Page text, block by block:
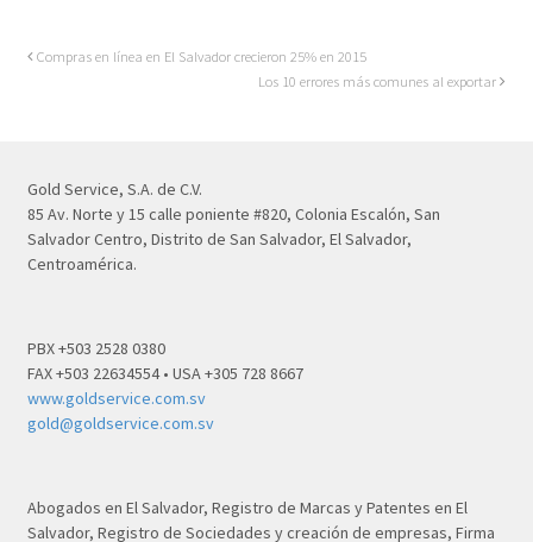
Compras en línea en El Salvador crecieron 25% en 2015
Los 10 errores más comunes al exportar
Gold Service, S.A. de C.V.
85 Av. Norte y 15 calle poniente #820, Colonia Escalón, San
Salvador Centro, Distrito de San Salvador, El Salvador,
Centroamérica.
PBX +503 2528 0380
FAX +503 22634554 • USA +305 728 8667
www.goldservice.com.sv
gold@goldservice.com.sv
Abogados en El Salvador, Registro de Marcas y Patentes en El
Salvador, Registro de Sociedades y creación de empresas, Firma